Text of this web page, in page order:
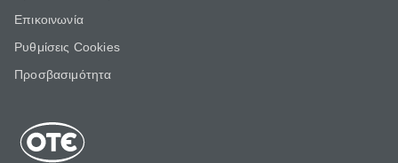
Επικοινωνία
Ρυθμίσεις Cookies
Προσβασιμότητα